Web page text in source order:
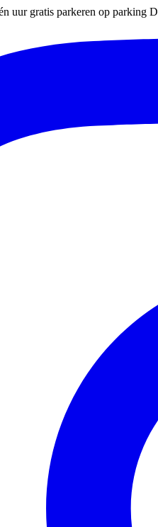
uur gratis parkeren op parking